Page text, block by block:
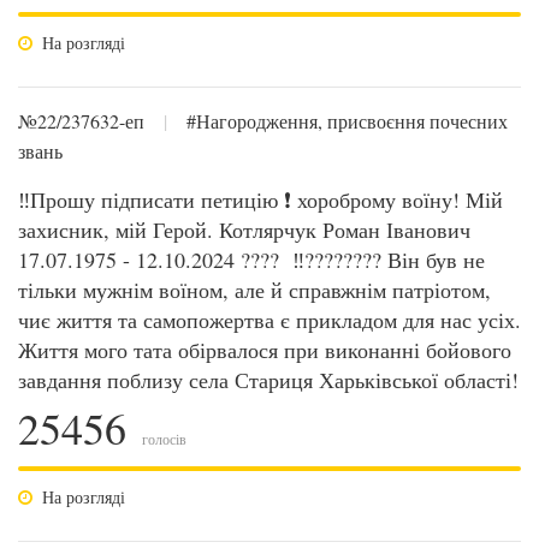
На розгляді
№22/237632-еп |
#Нагородження, присвоєння почесних
звань
‼️Прошу підписати петицію ❗ хороброму воїну! Мій
захисник, мій Герой. Котлярчук Роман Іванович
17.07.1975 - 12.10.2024 ???? ‼️???????? Він був не
тільки мужнім воїном, але й справжнім патріотом,
чиє життя та самопожертва є прикладом для нас усіх.
Життя мого тата обірвалося при виконанні бойового
завдання поблизу села Стариця Харьківської області!
25456 голосів
На розгляді